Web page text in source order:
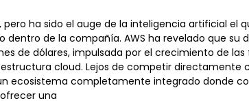
ha sido el auge de la inteligencia artificial el
de la compañía. AWS ha revelado que su
de dólares, impulsada por el crecimiento de
cloud. Lejos de competir directamente
ecosistema completamente integrado donde
una